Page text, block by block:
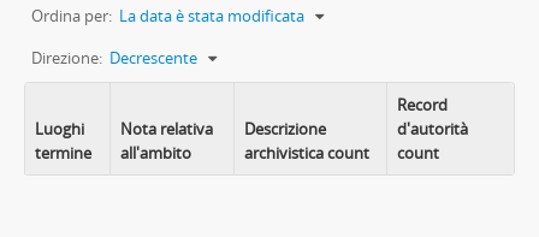
Ordina per: La data è stata modificata
Direzione: Decrescente
Luoghi
termine
Nota relativa
all'ambito
Descrizione
archivistica count
Record
d'autorità
count